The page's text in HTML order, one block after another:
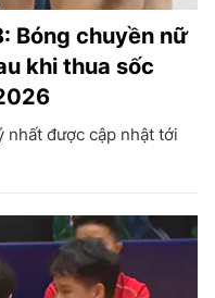
Bóng chuyền nữ
khi thua sốc
nhất được cập nhật tới